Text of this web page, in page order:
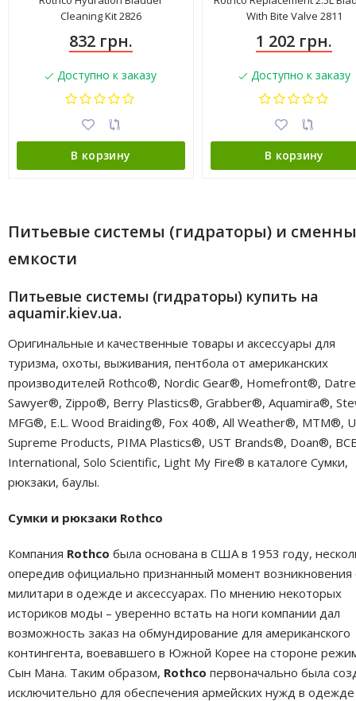
Cleaning Kit 2826
832 грн.
Доступно к заказу
В корзину
With Bite Valve 2811
1 202 грн.
Доступно к заказу
В корзину
Питьевые системы (гидраторы) и
емкости
Питьевые системы (гидраторы) купить на
aquamir.kiev.ua.
Оригинальные и качественные товары и аксессуары для
туризма, охоты, выживания, пентбола от американских
производителей Rothco®, Nordic Gear®, Homefront®,
Sawyer®, Zippo®, Berry Plastics®, Grabber®, Aquamira®,
MFG®, E.L. Wood Braiding®, Fox 40®, All Weather®, MTM®,
Supreme Products, PIMA Plastics®, UST Brands®, Doan®,
International, Solo Scientific, Light My Fire® в каталоге Сумки,
рюкзаки, баулы.
Сумки и рюкзаки Rothco
Компания Rothco была основана в США в 1953 году,
опередив официально признанный момент возникновения
милитари в одежде и аксессуарах. По мнению некоторых
историков моды – уверенно встать на ноги компании дал
возможность заказ на обмундирование для американского
контингента, воевавшего в Южной Корее на стороне
Сын Мана. Таким образом, Rothco первоначально была
исключительно для обеспечения армейских нужд в